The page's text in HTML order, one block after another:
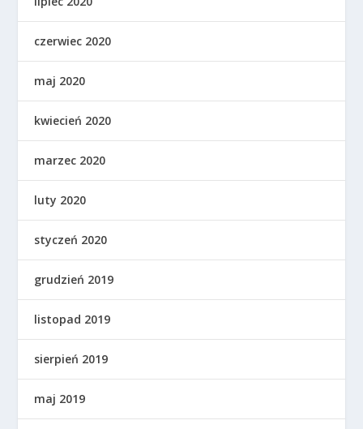
czerwiec 2020
maj 2020
kwiecień 2020
marzec 2020
luty 2020
styczeń 2020
grudzień 2019
listopad 2019
sierpień 2019
maj 2019